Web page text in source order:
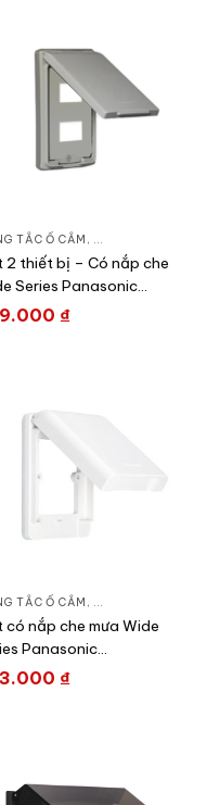
BỊ ĐIỆN
TẮC Ổ CẮM , DÒNG WIDE
2 thiết bị – Có nắp che
Series Panasonic
₫
SERIES
TẮC Ổ CẮM , DÒNG WIDE
có nắp che mưa Wide
Panasonic
₫